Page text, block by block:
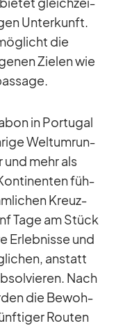
Un­ter­kunft.
die
Zie­len wie
in Por­tu­gal
Welt­um­run­
und mehr als
füh­
Kreuz­
Tage am Stück
Er­leb­nisse und
an­statt
Nach
die Be­woh­
Rou­ten